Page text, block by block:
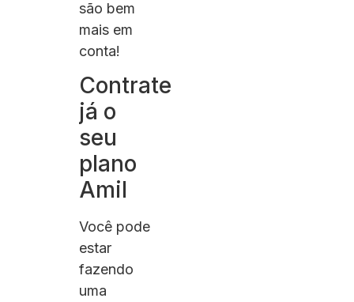
são bem
mais em
conta!
Contrate
já o
seu
plano
Amil
Você pode
estar
fazendo
uma